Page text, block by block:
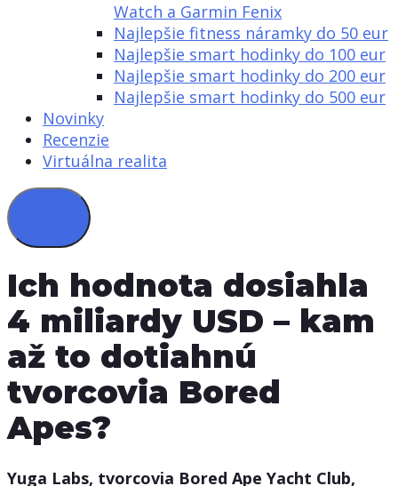
Watch a Garmin Fenix
Najlepšie fitness náramky do 50 eur
Najlepšie smart hodinky do 100 eur
Najlepšie smart hodinky do 200 eur
Najlepšie smart hodinky do 500 eur
Novinky
Recenzie
Virtuálna realita
Ich hodnota dosiahla
4 miliardy USD – kam
až to dotiahnú
tvorcovia Bored
Apes?
Yuga Labs, tvorcovia Bored Ape Yacht Club,